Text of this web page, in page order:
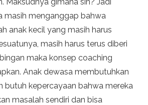
masih menganggap bahwa
anak kecil yang masih harus
masih harus terus diberi
maka konsep coaching
Anak dewasa membutuhkan
butuh kepercayaan bahwa mereka
masalah sendiri dan bisa